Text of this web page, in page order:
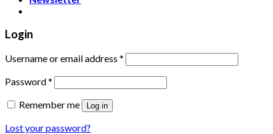
Login
Username or email address *
Password*
Remember me
Log in
Lost your password?